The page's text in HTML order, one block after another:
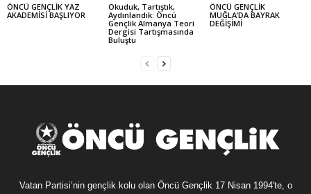
ÖNCÜ GENÇLİK YAZ
AKADEMİSİ BAŞLIYOR
Okuduk, Tartıştık,
Aydınlandık: Öncü
Gençlik Almanya Teori
Dergisi Tartışmasında
Buluştu
ÖNCÜ GENÇLİK
MUĞLA’DA BAYRAK
DEĞİŞİMİ
Vatan Partisi’nin gençlik kolu olan Öncü Gençlik 17 Nisan 1994'te, o